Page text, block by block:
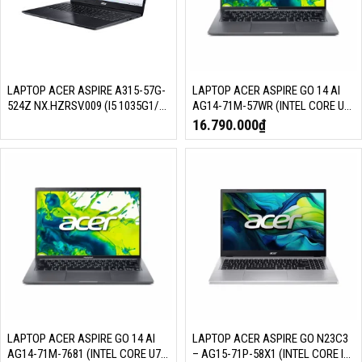
LAPTOP ACER ASPIRE A315-57G-
524Z NX.HZRSV.009 (I5 1035G1/
2G/ 15.6 INCH FHD/ WIN 10/ ĐEN)
LAPTOP ACER ASPIRE GO 14 AI
AG14-71M-57WR (INTEL CORE U5-
125H, RAM 16GB, SSD 512GB, 14
INCH FHD+, IPS, WIN11 HOME,
STEEL GRAY)
16.790.000₫
LAPTOP ACER ASPIRE GO 14 AI
AG14-71M-7681 (INTEL CORE U7-
LAPTOP ACER ASPIRE GO N23C3
– AG15-71P-58X1 (INTEL CORE I5-